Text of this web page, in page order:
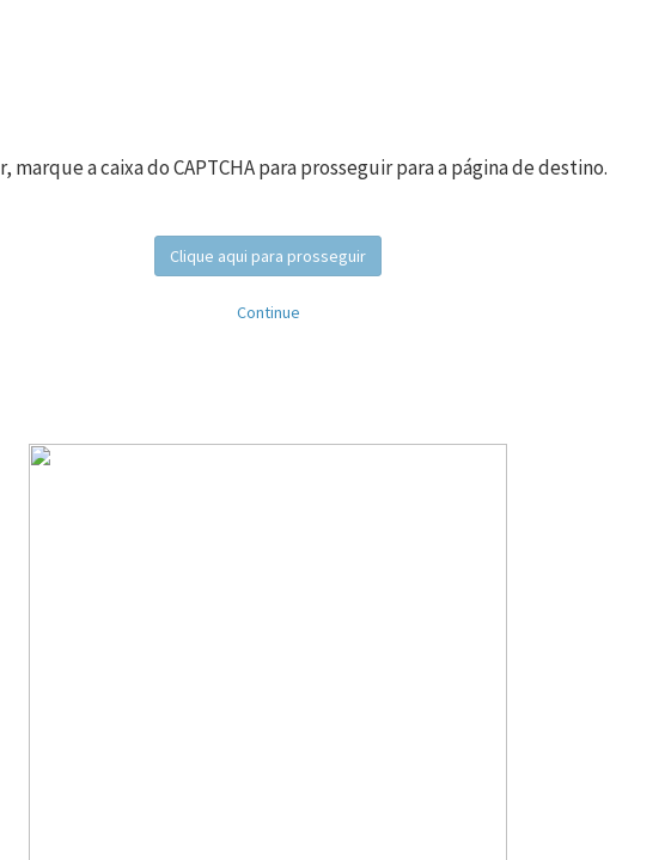
marque a caixa do CAPTCHA para prosseguir para a página de destino.
Clique aqui para prosseguir
Continue